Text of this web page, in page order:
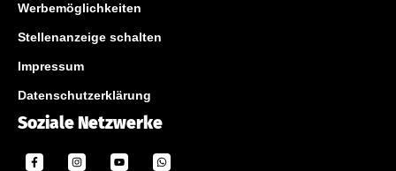
Werbemöglichkeiten
Stellenanzeige schalten
Impressum
Datenschutzerklärung
Soziale Netzwerke